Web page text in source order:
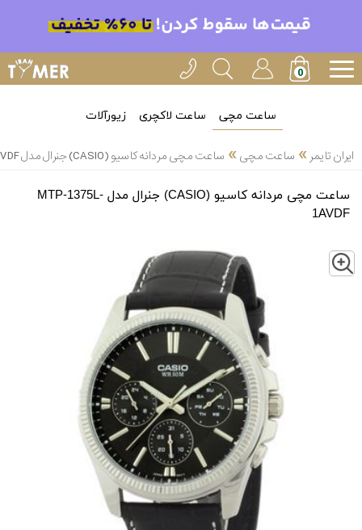
ساعت مچی ساعت لاکچری زیورآلات
ایران تایمر » ساعت مچی» ساعت مچی مردانه کاسیو (CASIO) جنرال مدل MTP-1375L-1AVDF
ساعت مچی مردانه کاسیو (CASIO) جنرال مدل MTP-1375L-
1AVDF